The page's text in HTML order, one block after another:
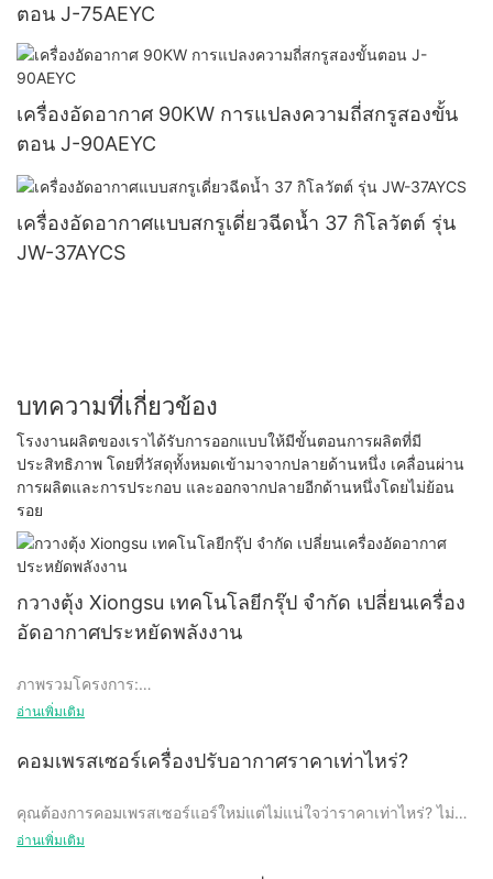
ตอน J-75AEYC
เครื่องอัดอากาศ 90KW การแปลงความถี่สกรูสองขั้น
ตอน J-90AEYC
เครื่องอัดอากาศแบบสกรูเดี่ยวฉีดน้ำ 37 กิโลวัตต์ รุ่น
JW-37AYCS
บทความที่เกี่ยวข้อง
โรงงานผลิตของเราได้รับการออกแบบให้มีขั้นตอนการผลิตที่มี
ประสิทธิภาพ โดยที่วัสดุทั้งหมดเข้ามาจากปลายด้านหนึ่ง เคลื่อนผ่าน
การผลิตและการประกอบ และออกจากปลายอีกด้านหนึ่งโดยไม่ย้อน
รอย
กวางตุ้ง Xiongsu เทคโนโลยีกรุ๊ป จำกัด เปลี่ยนเครื่อง
อัดอากาศประหยัดพลังงาน
ภาพรวมโครงการ:
ก่อนการเปลี่ยนแปลงโครงการ Guangdong Xiongsu มีเครื่องอัด
375kW และการใช้พลังงานต่อปีมากกว่า 3 ล้านองศา Guangdong
Xiongsu พบ Jinyuan หวังว่าเราจะสามารถจัดหาโซลูชันเพื่อช่วย
อ่านเพิ่มเติม
คอมเพรสเซอร์เครื่องปรับอากาศราคาเท่าไหร่?
คุณต้องการคอมเพรสเซอร์แอร์ใหม่แต่ไม่แน่ใจว่าราคาเท่าไหร่? ไม่
ต้องมองอีกต่อไป! ในบทความนี้ เราจะพูดถึงปัจจัยที่มีอิทธิพลต่อราคา
อ่านเพิ่มเติม